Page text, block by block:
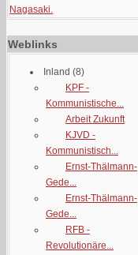
Nagasaki.
Weblinks
Inland (8)
KPF -
Kommunistische...
Arbeit Zukunft
KJVD -
Kommunistisch...
Ernst-Thälmann-
Gede...
Ernst-Thälmann-
Gede...
RFB -
Revolutionäre...